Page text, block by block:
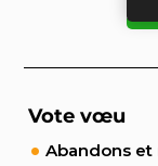
Vote vœu
Abandons et